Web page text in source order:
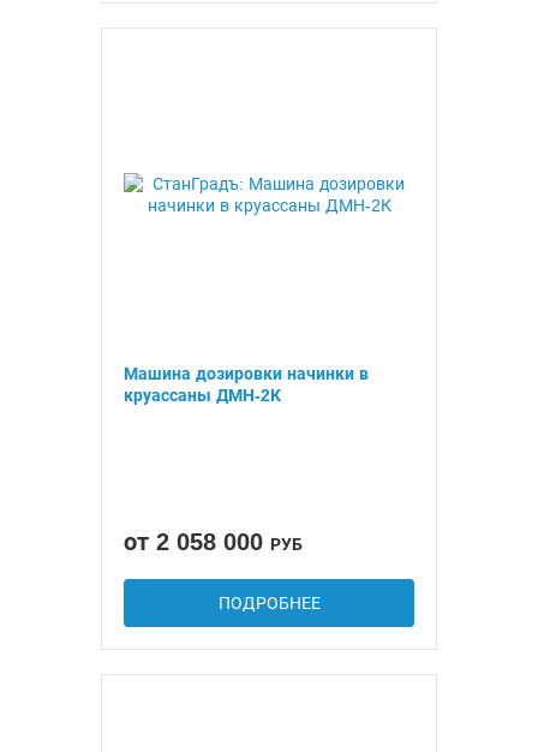
Машина дозировки начинки в
круассаны ДМН-2К
от 2 058 000 РУБ
ПОДРОБНЕЕ